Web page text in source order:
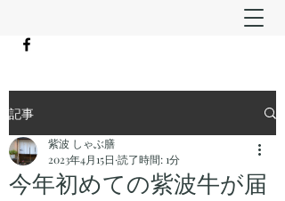
記事
今年初めての紫波牛が届
紫波 しゃぶ膳
2023年4月15日 読了時間: 1分